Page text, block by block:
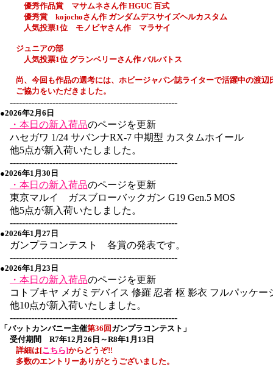
優秀作品賞 マサムネさん作 HGUC 百式
優秀賞 kojochoさん作 ガンダムデスサイズヘルカスタム
人気投票1位 モノビヤさん作 マラサイ
ジュニアの部
人気投票1位 グランベリーさん作 バルバトス
尚、今回も作品の選考には、ホビージャパン誌ライターで活躍中の渡辺
ご協力をいただきました。
-------------------------------------------------------
●2026年2月6日
・本日の新入荷品のページを更新
ハセガワ 1/24 サバンナRX-7 中期型 カスタムホイール
他5点が新入荷いたしました。
-------------------------------------------------------
●2026年1月30日
・本日の新入荷品のページを更新
東京マルイ ガスブローバックガン G19 Gen.5 MOS
他5点が新入荷いたしました。
-------------------------------------------------------
●2026年1月27日
ガンプラコンテスト 各賞の発表です。
-------------------------------------------------------
●2026年1月23日
・本日の新入荷品のページを更新
コトブキヤ メガミデバイス 修羅 忍者 枢 影衣 フルパッケー
他10点が新入荷いたしました。
-------------------------------------------------------
「バットカンパニー主催第36回 ガンプラコンテスト」
受付期間 R7年12月26日～R8年1月13日
詳細は[こちら]からどうぞ!!
多数のエントリーありがとうございました。